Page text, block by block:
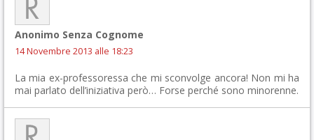
Anonimo Senza Cognome
14 Novembre 2013 alle 18:23
La mia ex-professoressa che mi sconvolge ancora! Non mi ha
mai parlato dell’iniziativa però… Forse perché sono minorenne.